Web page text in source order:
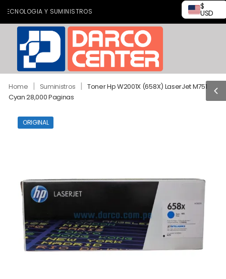
Y SUMINISTROS
$
USD
Home | Suministros | Toner Hp W2001X (658X) LaserJet M751
Cyan 28,000 Paginas
ORIGINAL